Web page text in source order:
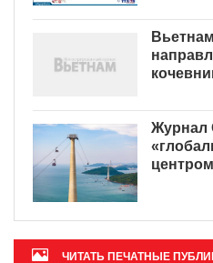
Журнал
ЧИТАТЬ ПЕЧАТНЫЕ